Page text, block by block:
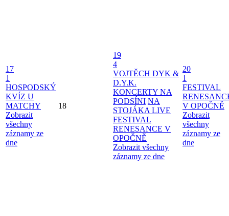
17
1
HOSPODSKÝ
KVÍZ U
MATCHY
Zobrazit
všechny
záznamy ze
dne
18
19
4
VOJTĚCH DYK &
D.Y.K.
KONCERTY NA
PODSÍNI NA
STOJÁKA LIVE
FESTIVAL
RENESANCE V
OPOČNĚ
Zobrazit všechny
záznamy ze dne
20
1
FESTIVAL
V OPOČNĚ
Zobrazit
všechny
záznamy ze
dne